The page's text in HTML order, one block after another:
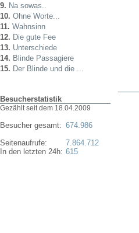
9. Na sowas..
10. Ohne Worte...
11. Wahnsinn
12. Die gute Fee
13. Unterschiede
14. Blinde Passagiere
15. Der Blinde und die ...
Besucherstatistik
Gezählt seit dem 18.04.2009
Besucher gesamt:
Seitenaufrufe:
In den letzten 24h:
674.986
7.864.712
615